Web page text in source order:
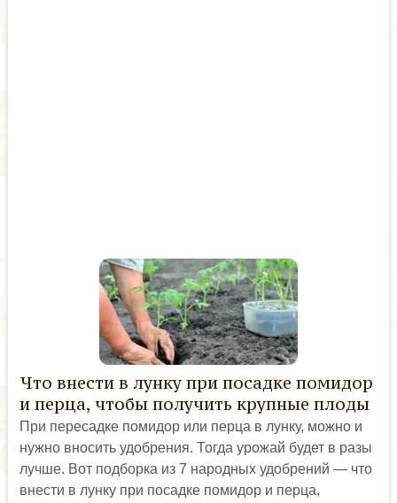
Что внести в лунку при посадке помидор
и перца, чтобы получить крупные плоды
При пересадке помидор или перца в лунку, можно и
нужно вносить удобрения. Тогда урожай будет в разы
лучше. Вот подборка из 7 народных удобрений — что
внести в лунку при посадке помидор и перца,